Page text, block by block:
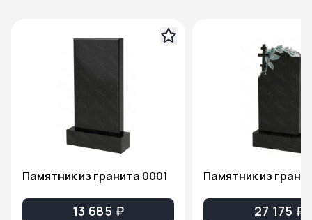
Памятник из гранита 0001
13 685 ₽ 27 175 ₽